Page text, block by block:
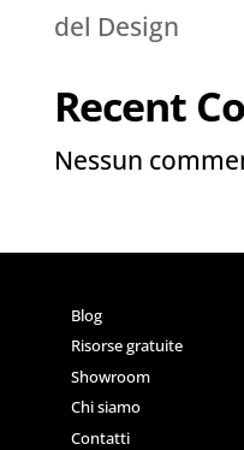
del Design
Recent
Nessun
Blog
Risorse gratuite
Showroom
Chi siamo
Contatti